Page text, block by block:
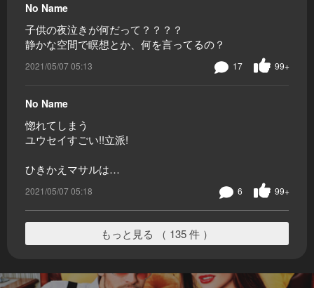
No Name
子供の夜泣きが何だって？？？？
静かな空間で瞑想とか、何を言ってるの？
2021/05/07 05:13 99+
17
No Name
惚れてしまう
ユウセイすごい!!立派!
ひきかえマサルは…
2021/05/07 05:18 99+
6
もっと見る （ 135 件 ）